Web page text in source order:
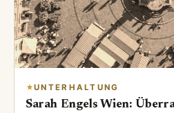
UNTERHALTUNG
Sarah Engels Wien: